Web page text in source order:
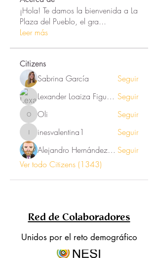
¡Hola! Te damos la bienvenida a La
Plaza del Pueblo, el gra...
Leer más
Citizens
Sabrina García
Seguir
Lexander Loaiza Figueroa Seguir
Oli Oli Seguir
inesvalentina1
inesvalentina1
Seguir
Alejandro Hernández Renner Seguir
Ver todo Citizens (1343)
Red de Colaboradores
Unidos por el reto demográfico